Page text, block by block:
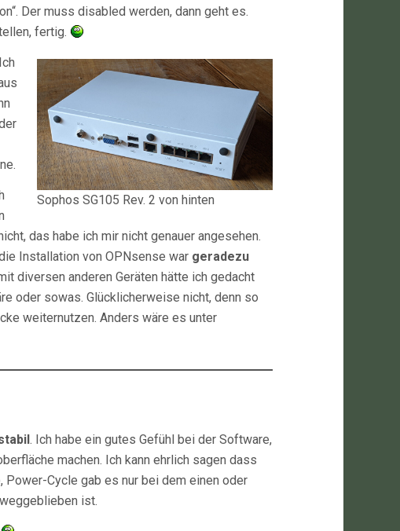
Der muss disabled werden, dann geht es.
fertig.
Sophos SG105 Rev. 2 von hinten
das habe ich mir nicht genauer angesehen.
Installation von OPNsense war geradezu
diversen anderen Geräten hätte ich gedacht
oder sowas. Glücklicherweise nicht, denn so
weiternutzen. Anders wäre es unter
. Ich habe ein gutes Gefühl bei der Software,
machen. Ich kann ehrlich sagen dass
Power-Cycle gab es nur bei dem einen oder
ist.